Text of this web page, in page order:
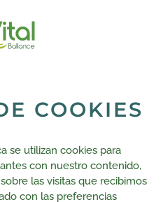
COOKIES
se utilizan cookies para
con nuestro contenido,
las visitas que recibimos
con las preferencias